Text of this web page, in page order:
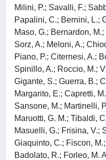
Milini, P.; Savalli, F.;
Papalini, C.; Bernini, L.;
Maso, G.; Bernardon,
Sorz, A.; Meloni, A.;
Piano, P.; Citernesi, A.;
Spinillo, A.; Roccio, M.;
Gigante, S.; Guerra, B.;
Margarito, E.; Capretti,
Sansone, M.; Martinelli,
Maruotti, G. M.; Tibaldi,
Masuelli, G.; Frisina, V.;
Giaquinto, C.; Fiscon,
Badolato, R.; Forleo, M.